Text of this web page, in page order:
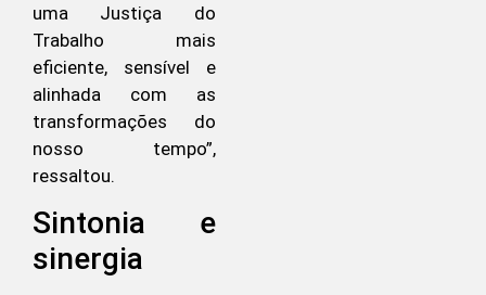
uma Justiça do
Trabalho mais
eficiente, sensível e
alinhada com as
transformações do
nosso tempo”,
ressaltou.
Sintonia e
sinergia